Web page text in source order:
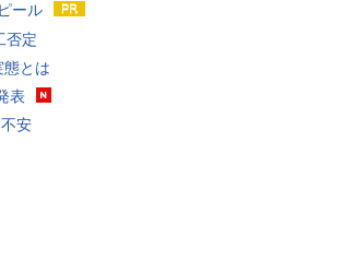
ール
否定
態とは
表
安